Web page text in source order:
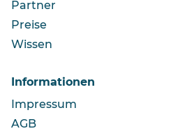
Partner
Preise
Wissen
Informationen
Impressum
AGB